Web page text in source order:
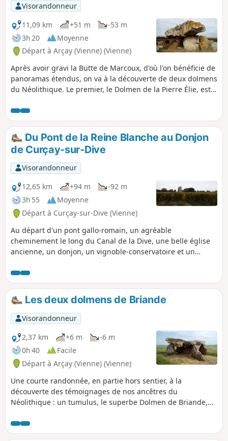
Visorandonneur
11,09 km
+51 m
-53 m
3h 20
Moyenne
Départ à Arçay (Vienne) (Vienne)
Après avoir gravi la Butte de Marcoux, d'où l'on bénéficie de
panoramas étendus, on va à la découverte de deux dolmens
du Néolithique. Le premier, le Dolmen de la Pierre Élie, est
plus proche à l'imposant Dolmen de Chantebrault,
actuellement en cours de consolidation. Cette randonnée
emprunte en partie le "Grand Sentier Sacré" conçu et balisé
par la Communauté de Communes du Loudunais.
Du Pont de la Reine Blanche au Donjon
de Curçay-sur-Dive
Visorandonneur
12,65 km
+94 m
-92 m
3h 55
Moyenne
Départ à Curçay-sur-Dive (Vienne)
Au départ d'un pont gallo-romain, un agréable
cheminement le long du Canal de la Dive, une belle église
ancienne, un donjon, un vignoble-conservatoire et un
balisé par la Communauté de Communes du Loudunais et
labellisé par le comité départemental FFRP de la Vienne.
Les deux dolmens de Briande
Visorandonneur
2,37 km
+6 m
-6 m
0h 40
Facile
Départ à Arçay (Vienne) (Vienne)
Une courte randonnée, en partie hors sentier, à la
découverte des témoignages de nos ancêtres du
Néolithique : un tumulus, le superbe Dolmen de Briande,
effondré. Pour les amateurs de mégalithes et les curieux !